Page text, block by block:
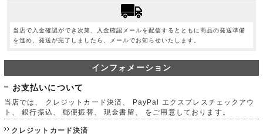
当店で入金確認ができ次第、入金確認メールを配信するとともに商品の発送準備
を進め、発送が完了しましたら、メールでお知らせいたします。
インフォメーション
お支払いについて
当店では、 クレジットカード決済、 PayPal エクスプレスチェックアウ
ト、 銀行振込、 郵便振替、 現金書留、 をご用意しております。
クレジットカード決済